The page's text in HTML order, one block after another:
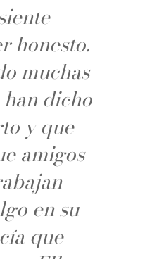
honesto.
muchas
han dicho
y que
amigos
en su
que